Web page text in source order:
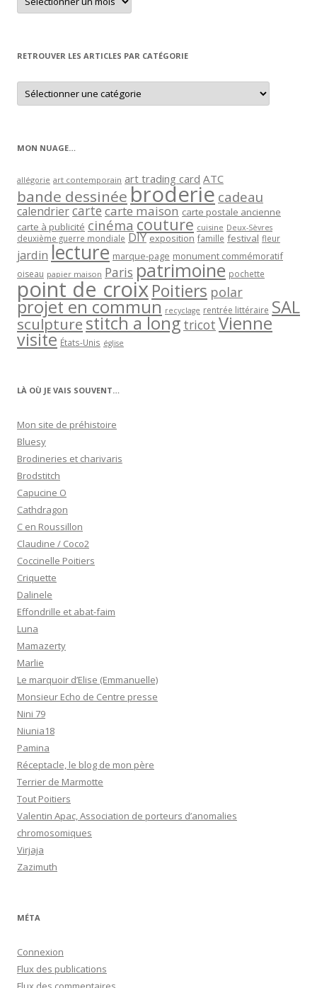
un
article
RETROUVER LES ARTICLES PAR CATÉGORIE
Retrouver
les
articles
MON NUAGE…
allégorie art contemporain art trading card ATC
bande dessinée broderie cadeau
calendriercartecarte maison carte postale ancienne
carte à publicité cinéma couture cuisine Deux-Sèvres
deuxième guerre mondiale DIY exposition famille festival fleur
jardin lecture marque-page monument commémoratif
oiseau papier maison Paris patrimoine pochette
point de croixPoitiers polar
projet en commun recyclage rentrée littéraire SAL
sculpturestitch a long tricot Vienne
visite États-Unis église
LÀ OÙ JE VAIS SOUVENT…
Mon site de préhistoire
Bluesy
Brodineries et charivaris
Brodstitch
Capucine O
Cathdragon
C en Roussillon
Claudine / Coco2
Coccinelle Poitiers
Criquette
Dalinele
Effondrille et abat-faim
Luna
Mamazerty
Marlie
Le marquoir d’Elise (Emmanuelle)
Monsieur Echo de Centre presse
Nini 79
Niunia18
Pamina
Réceptacle, le blog de mon père
Terrier de Marmotte
Tout Poitiers
Valentin Apac, Association de porteurs d’anomalies
chromosomiques
Virjaja
Zazimuth
MÉTA
Connexion
Flux des publications